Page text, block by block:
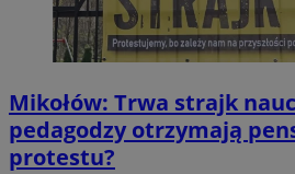
Mikołów: Trwa strajk
pedagodzy otrzymają
protestu?